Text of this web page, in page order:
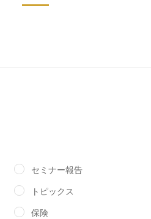
セミナー報告
トピックス
保険